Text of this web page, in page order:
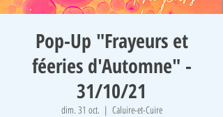
Pop-Up "Frayeurs et
féeries d'Automne" -
31/10/21
dim. 31 oct.
  |
Caluire-et-Cuire